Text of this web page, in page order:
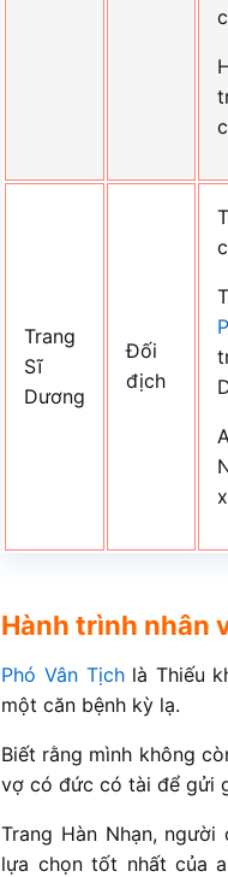
Trang
Sĩ
Dương
Đối
địch
Hành trình nhân
Phó Vân Tịchlà Thiếu
một căn bệnh kỳ lạ.
Biết rằng mình không
vợ có đức có tài để gửi
Trang Hàn Nhạn,
lựa chọn tốt nhất của